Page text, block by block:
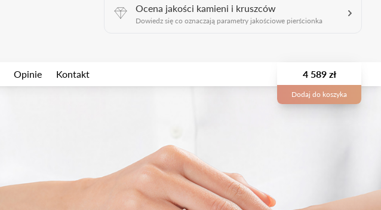
Ocena jakości kamieni i kruszców
Dowiedz się co oznaczają parametry jakościowe pierścionka
Opinie Kontakt 4 589 zł
Dodaj do koszyka